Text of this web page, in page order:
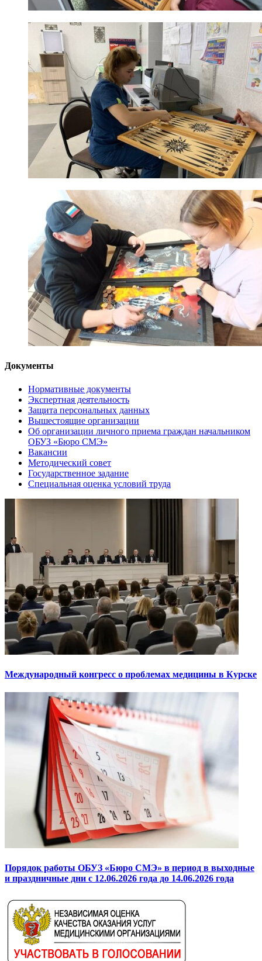
Документы
Нормативные документы
Экспертная деятельность
Защита персональных данных
Вышестоящие организации
Об организации личного приема граждан начальником
ОБУЗ «Бюро СМЭ»
Вакансии
Методический совет
Государственное задание
Специальная оценка условий труда
Международный конгресс о проблемах медицины в Курске
Порядок работы ОБУЗ «Бюро СМЭ» в период в выходные
и праздничные дни с 12.06.2026 года до 14.06.2026 года